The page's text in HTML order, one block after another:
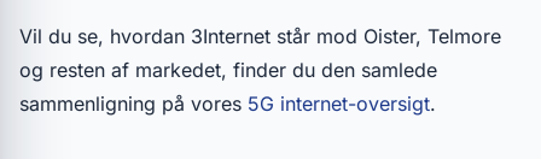
Vil du se, hvordan 3Internet står mod Oister, Telmore
og resten af markedet, finder du den samlede
sammenligning på vores 5G internet-oversigt.